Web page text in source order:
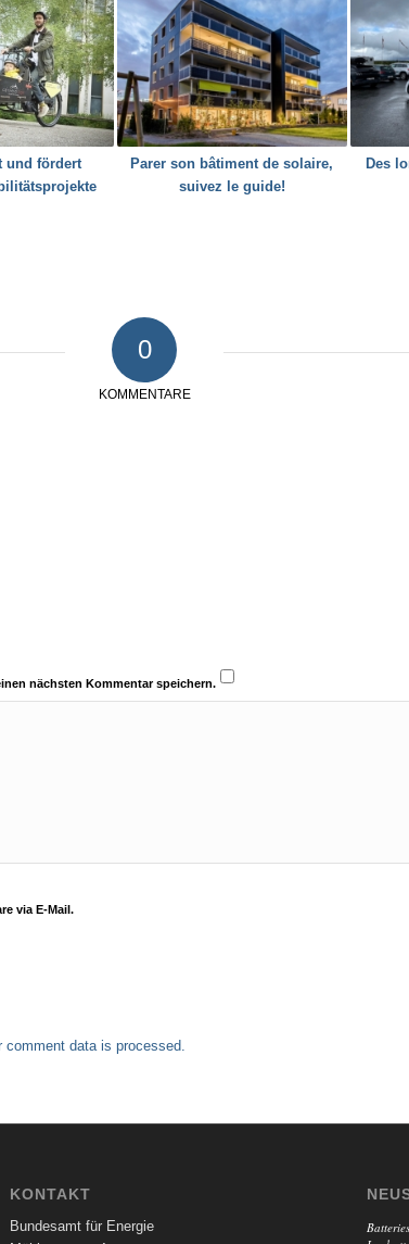
und fördert
Parer son bâtiment de solaire,
suivez le guide!
Des
0
KOMMENTARE
nächsten Kommentar speichern.
via E-Mail.
comment data is processed.
KONTAKT
Bundesamt für Energie